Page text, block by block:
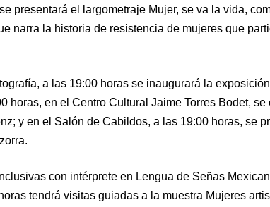
presentará el largometraje Mujer, se va la vida,
narra la historia de resistencia de mujeres que
a las 19:00 horas se inaugurará la
horas, en el Centro Cultural Jaime Torres Bodet, se
y en el Salón de Cabildos, a las 19:00 horas, se
con intérprete en Lengua de Señas
tendrá visitas guiadas a la muestra Mujeres